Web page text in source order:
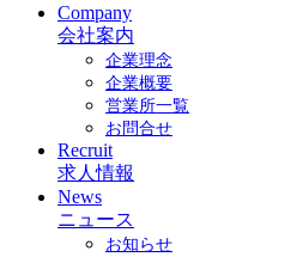
Company
会社案内
企業理念
企業概要
営業所一覧
お問合せ
Recruit
求人情報
News
ニュース
お知らせ